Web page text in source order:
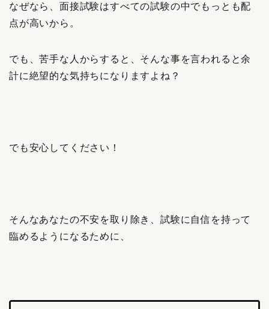
なぜなら、面接試験はすべての試験の中でもっとも配
点が高いから。
でも、苦手な人からすると、そんな事を言われると余
計に絶望的な気持ちになりますよね？
でも安心してください！
そんなあなたの不安を取り除き、試験に自信を持って
臨めるようになるために、